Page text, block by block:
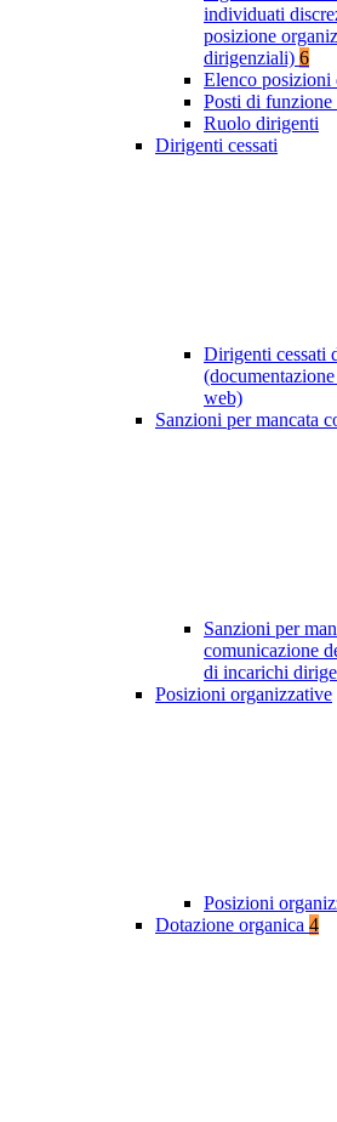
individuati
posizione
dirigenziali) 6
Elenco posizioni
Posti di
Ruolo dirigenti
Dirigenti cessati
Dirigenti cessati
web)
Sanzioni per mancata
Sanzioni per
comunicazione
di incarichi
Posizioni organizzative
Posizioni
Dotazione organica 4